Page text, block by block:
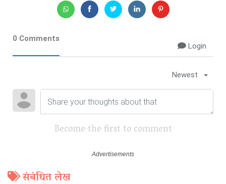
0 Comments
Login
Newest
Become the first to comment
संबंधित लेख